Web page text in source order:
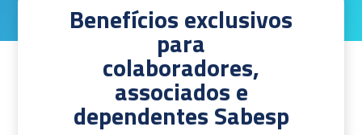
Benefícios exclusivos
para
colaboradores,
associados e
dependentes Sabesp